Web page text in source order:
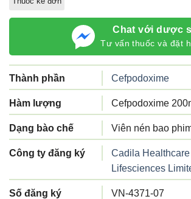
Chat với dược
Tư vấn thuốc và đặt
Thành phần Cefpodoxime
Hàm lượng Cefpodoxime
Dạng bào chế Viên nén bao
Công ty đăng ký
Cadila
Lifesciences
Số đăng ký VN-4371-07